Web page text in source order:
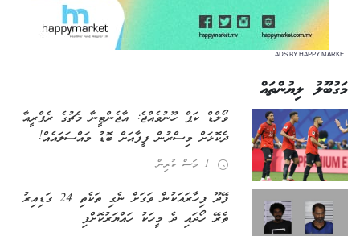
ADS BY HAPPY MARKET
މަގުބޫލު ލިޔުންތައް
ވޯލްޑް ކަޕް ހޫނުވެއްޖެ: އާޖެންޓީނާ މެޗުގެ ރެފްރީއާ
ދެކޮޅަށް މިސްރުން ފީފާއަށް ބޮޑު މައްސަލައެއް!
1 މަސް ކުރިން
ފޭދޫ ފިހާރައަކުން ވަގަށް ނެގި ތަކެތި 24 ގަޑިއިރު
ތެރޭ ހޯދައި ދެ މީހަކު ހައްޔަރުކޮށްފި